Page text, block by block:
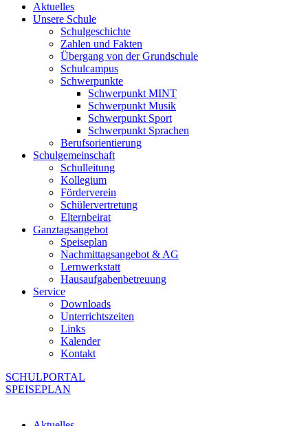
Aktuelles
Unsere Schule
Schulgeschichte
Zahlen und Fakten
Übergang von der Grundschule
Schulcampus
Schwerpunkte
Schwerpunkt MINT
Schwerpunkt Musik
Schwerpunkt Sport
Schwerpunkt Sprachen
Berufsorientierung
Schulgemeinschaft
Schulleitung
Kollegium
Förderverein
Schülervertretung
Elternbeirat
Ganztagsangebot
Speiseplan
Nachmittagsangebot & AG
Lernwerkstatt
Hausaufgabenbetreuung
Service
Downloads
Unterrichtszeiten
Links
Kalender
Kontakt
SCHULPORTAL
SPEISEPLAN